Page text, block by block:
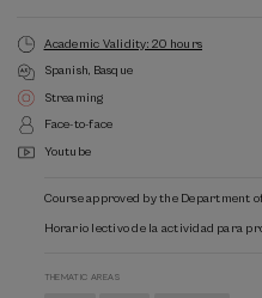
la comunicación, ofreciendo
trabajados en ambos días.
Academic Validity: 20 hours
Spanish Basque
Streaming
Face-to-face
Youtube
Course approved by the Department
Horario lectivo de la actividad para
THEMATIC AREAS